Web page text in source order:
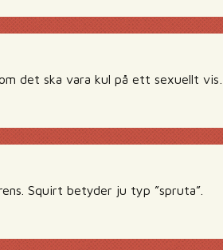
det ska vara kul på ett sexuellt vis…
Squirt betyder ju typ ”spruta”.